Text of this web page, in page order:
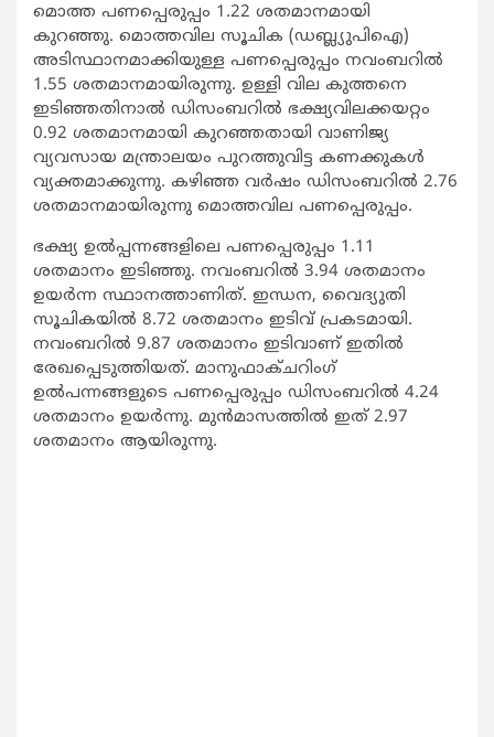
മൊത്ത പണപ്പെരുപ്പം 1.22 ശതമാനമായി
കുറഞ്ഞു. മൊത്തവില സൂചിക (ഡബ്ല്യുപിഐ)
അടിസ്ഥാനമാക്കിയുള്ള പണപ്പെരുപ്പം നവംബറിൽ
1.55 ശതമാനമായിരുന്നു. ഉള്ളി വില കുത്തനെ
ഇടിഞ്ഞതിനാൽ ഡിസംബറിൽ ഭക്ഷ്യവിലക്കയറ്റം
0.92 ശതമാനമായി കുറഞ്ഞതായി വാണിജ്യ
വ്യവസായ മന്ത്രാലയം പുറത്തുവിട്ട കണക്കുകൾ
വ്യക്തമാക്കുന്നു. കഴിഞ്ഞ വര്‍ഷം ഡിസംബറില്‍ 2.76
ശതമാനമായിരുന്നു മൊത്തവില പണപ്പെരുപ്പം.
ഭക്ഷ്യ ഉല്‍പ്പന്നങ്ങളിലെ പണപ്പെരുപ്പം 1.11
ശതമാനം ഇടിഞ്ഞു. നവംബറില്‍ 3.94 ശതമാനം
ഉയർന്ന സ്ഥാനത്താണിത്. ഇന്ധന, വൈദ്യുതി
സൂചികയിൽ 8.72 ശതമാനം ഇടിവ് പ്രകടമായി.
നവംബറിൽ 9.87 ശതമാനം ഇടിവാണ് ഇതില്‍
രേഖപ്പെടുത്തിയത്. മാനുഫാക്ചറിംഗ്
ഉൽ‌പന്നങ്ങളുടെ പണപ്പെരുപ്പം ഡിസംബറില്‍ 4.24
ശതമാനം ഉയർന്നു. മുന്‍മാസത്തില്‍ ഇത് 2.97
ശതമാനം ആയിരുന്നു.